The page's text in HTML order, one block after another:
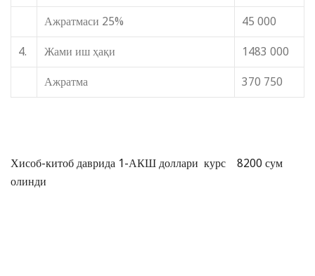
Ажратмаси 25% 45 000
4. Жами иш ҳақи 1483 000
Ажратма 370 750
Хисоб-китоб даврида 1-АКШ доллари курс 8200 сум
олинди